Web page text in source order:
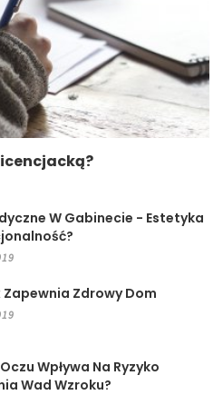
W Gabinecie - Estetyka
Zdrowy Dom
Wpływa Na Ryzyko
Wad Wzroku?